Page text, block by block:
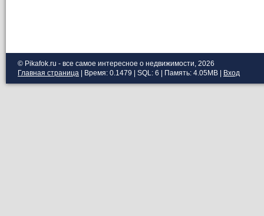
© Pikafok.ru - все самое интересное о недвижимости, 2026
Главная страница | Время: 0.1479 | SQL: 6 | Память: 4.05MB Вход